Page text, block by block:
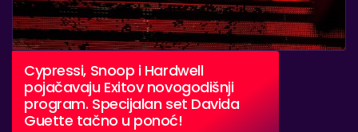
Cypressi, Snoop i Hardwell
pojačavaju Exitov novogodišnji
program. Specijalan set Davida
Guette tačno u ponoć!